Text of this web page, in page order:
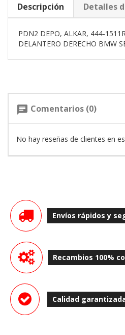
Descripción Detalles
PDN2 DEPO, ALKAR, 444-
DELANTERO DERECHO BMW
chat Comentarios (0)
No hay reseñas de clientes en
Envíos rápidos y
Recambios 100%
Calidad